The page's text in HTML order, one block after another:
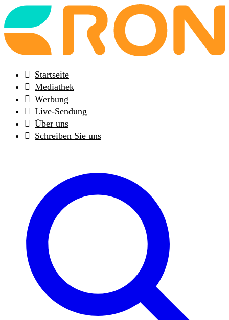
Back
to
frontpage
Startseite
Mediathek
Werbung
Live-Sendung
Über uns
Schreiben Sie uns